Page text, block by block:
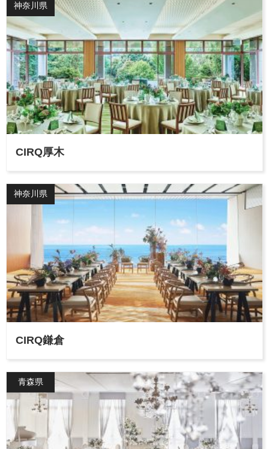
神奈川県
CIRQ厚木
神奈川県
CIRQ鎌倉
青森県